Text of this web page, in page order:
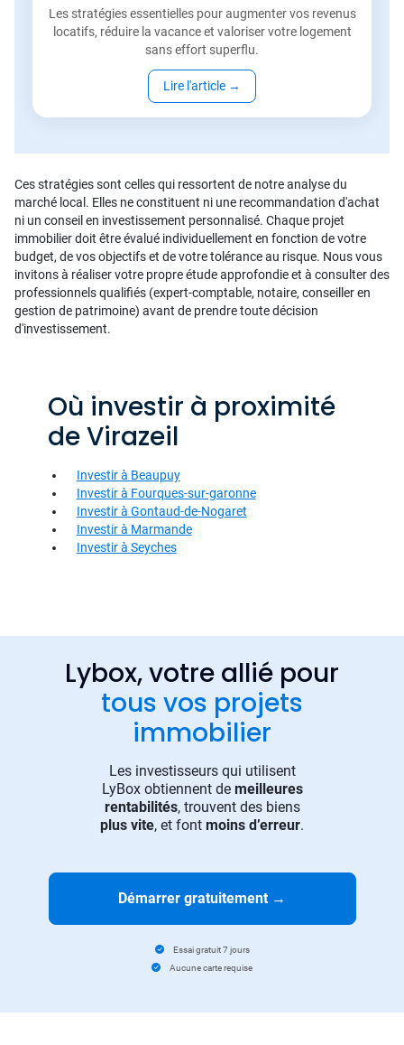
Les stratégies essentielles pour augmenter vos revenus
locatifs, réduire la vacance et valoriser votre logement
sans effort superflu.
Lire l'article →
Ces stratégies sont celles qui ressortent de notre analyse du
marché local. Elles ne constituent ni une recommandation d'achat
ni un conseil en investissement personnalisé. Chaque projet
immobilier doit être évalué individuellement en fonction de votre
budget, de vos objectifs et de votre tolérance au risque. Nous vous
invitons à réaliser votre propre étude approfondie et à consulter des
professionnels qualifiés (expert-comptable, notaire, conseiller en
gestion de patrimoine) avant de prendre toute décision
d'investissement.
Où investir à proximité
de Virazeil
Investir à Beaupuy
Investir à Fourques-sur-garonne
Investir à Gontaud-de-Nogaret
Investir à Marmande
Investir à Seyches
Lybox, votre allié pour
tous vos projets
immobilier
Les investisseurs qui utilisent
LyBox obtiennent de meilleures
rentabilités, trouvent des biens
plus vite, et font moins d’erreur.
Démarrer gratuitement →
Essai gratuit 7 jours
Aucune carte requise